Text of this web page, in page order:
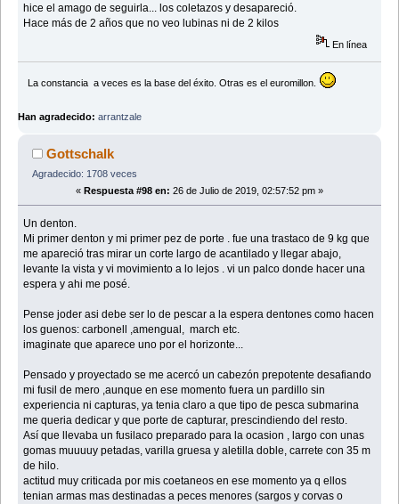
hice el amago de seguirla... los coletazos y desapareció.
Hace más de 2 años que no veo lubinas ni de 2 kilos
En línea
La constancia a veces es la base del éxito. Otras es el euromillon.
Han agradecido: arrantzale
Gottschalk
Agradecido: 1708 veces
« Respuesta #98 en: 26 de Julio de 2019, 02:57:52 pm »
Un denton.
Mi primer denton y mi primer pez de porte . fue una trastaco de 9 kg que
me apareció tras mirar un corte largo de acantilado y llegar abajo,
levante la vista y vi movimiento a lo lejos . vi un palco donde hacer una
espera y ahi me posé.
Pense joder asi debe ser lo de pescar a la espera dentones como hacen
los guenos: carbonell ,amengual, march etc.
imaginate que aparece uno por el horizonte...
Pensado y proyectado se me acercó un cabezón prepotente desafiando
mi fusil de mero ,aunque en ese momento fuera un pardillo sin
experiencia ni capturas, ya tenia claro a que tipo de pesca submarina
me queria dedicar y que porte de capturar, prescindiendo del resto.
Así que llevaba un fusilaco preparado para la ocasion , largo con unas
gomas muuuuy petadas, varilla gruesa y aletilla doble, carrete con 35 m
de hilo.
actitud muy criticada por mis coetaneos en ese momento ya q ellos
tenian armas mas destinadas a peces menores (sargos y corvas o